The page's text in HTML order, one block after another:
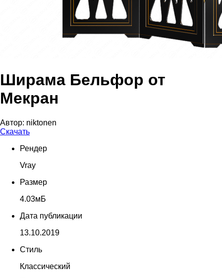
Ширама Бельфор от
Мекран
Автор: niktonen
Скачать
Рендер
Vray
Размер
4.03мБ
Дата публикации
13.10.2019
Стиль
Классический